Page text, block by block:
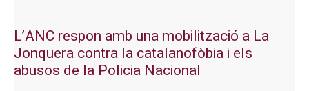
L’ANC respon amb una mobilització a La
Jonquera contra la catalanofòbia i els
abusos de la Policia Nacional